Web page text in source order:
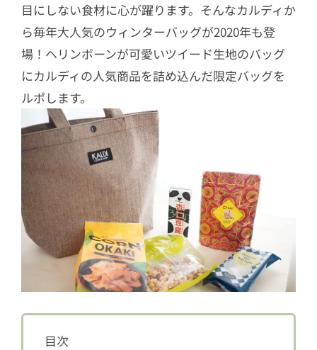
目にしない食材に心が躍ります。そんなカルディか
ら毎年大人気のウィンターバッグが2020年も登
場！ヘリンボーンが可愛いツイード生地のバッグ
にカルディの人気商品を詰め込んだ限定バッグを
ルポします。
目次